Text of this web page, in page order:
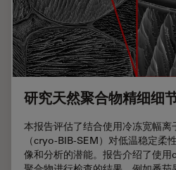
研究天然聚合物精细细
本报告评估了结合使用冷冻宽幅
（cryo-BIB-SEM）对低温稳定柔
像和分析的潜能。报告介绍了使